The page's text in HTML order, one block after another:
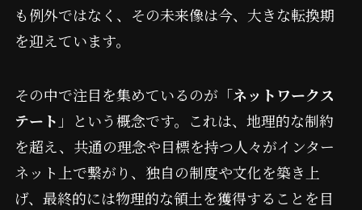
も例外ではなく、その未来像は今、大きな転換期
を迎えています。
その中で注目を集めているのが「ネットワークス
テート 」という概念です。これは、地理的な制約
を超え、共通の理念や目標を持つ人々がインター
ネット上で繋がり、独自の制度や文化を築き上
げ、最終的には物理的な領土を獲得することを目